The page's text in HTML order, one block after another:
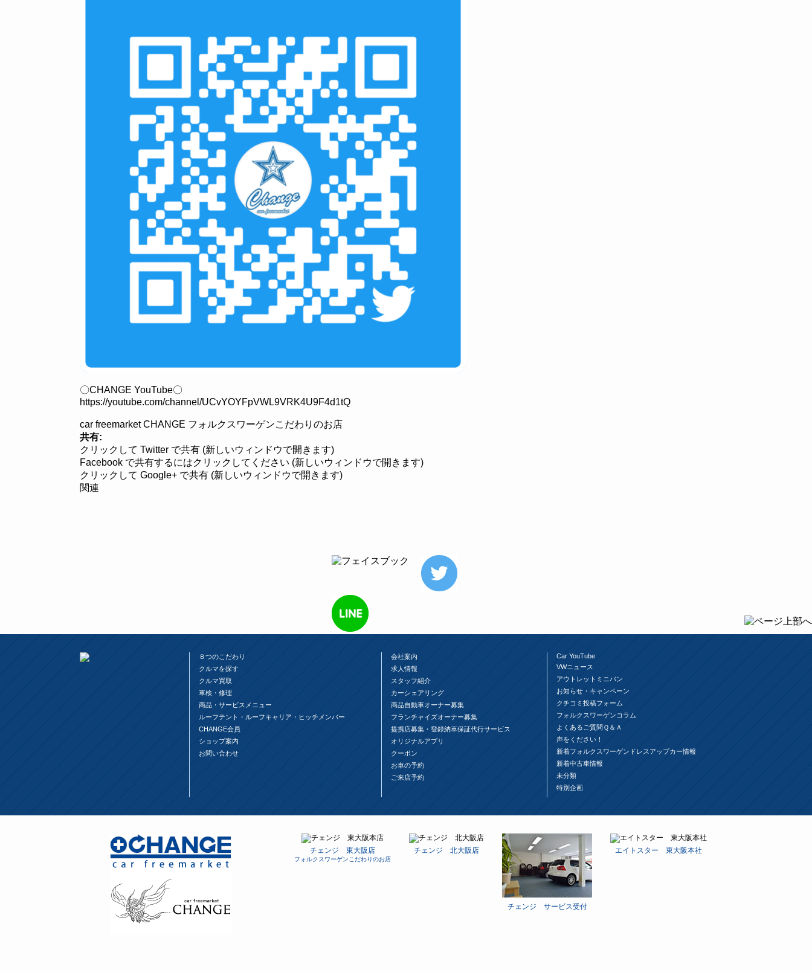
〇CHANGE YouTube〇
https://youtube.com/channel/UCvYOYFpVWL9VRK4U9F4d1tQ
car freemarket CHANGE フォルクスワーゲンこだわりのお店
共有:
クリックして Twitter で共有 (新しいウィンドウで開きます)
Facebook で共有するにはクリックしてください (新しいウィンドウで開きます)
クリックして Google+ で共有 (新しいウィンドウで開きます)
関連
８つのこだわり
クルマを探す
クルマ買取
車検・修理
商品・サービスメニュー
ルーフテント・ルーフキャリア・ヒッチメンバー
CHANGE会員
ショップ案内
お問い合わせ
会社案内
求人情報
スタッフ紹介
カーシェアリング
商品自動車オーナー募集
フランチャイズオーナー募集
提携店募集・登録納車保証代行サービス
オリジナルアプリ
クーポン
お車の予約
ご来店予約
Car YouTube
VWニュース
アウトレットミニバン
お知らせ・キャンペーン
クチコミ投稿フォーム
フォルクスワーゲンコラム
よくあるご質問Ｑ＆Ａ
声をください！
新着フォルクスワーゲンドレスアップカー情報
新着中古車情報
未分類
特別企画
チェンジ 東大阪店
フォルクスワーゲンこだわりのお店
チェンジ 北大阪店
チェンジ サービス受付
エイトスター 東大阪本社